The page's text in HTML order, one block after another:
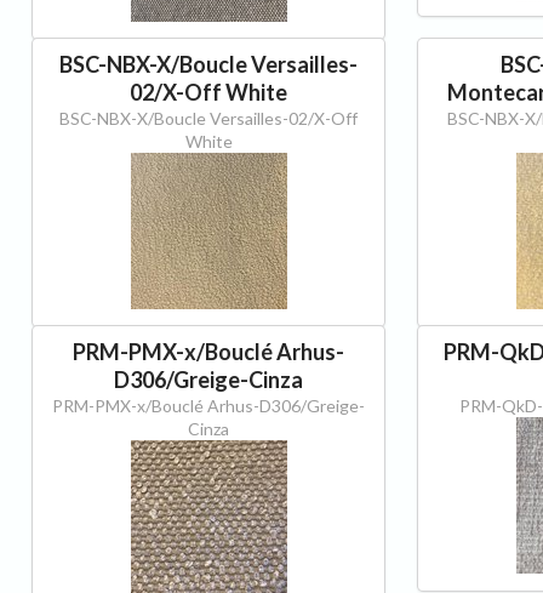
BSC-NBX-X/Boucle Versailles-
02/X-Off White
BSC-NBX-X/Boucle Versailles-02/X-Off
White
BSC-NBX-
PRM-PMX-x/Bouclé Arhus-
D306/Greige-Cinza
PRM-PMX-x/Bouclé Arhus-D306/Greige-
Cinza
PRM-
PRM-